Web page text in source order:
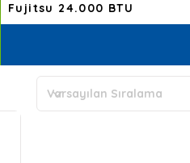
Fujitsu 24.000 BTU